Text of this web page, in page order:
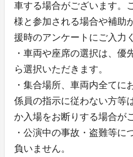
車する場合がございます。
様と参加される場合や補助
援時のアンケートにご入力
・車両や座席の選択は、優
ら選択いただきます。
・集合場所、車両内全てに
係員の指示に従わない方等
か入場をお断りする場合が
・公演中の事故・盗難等に
負いません。